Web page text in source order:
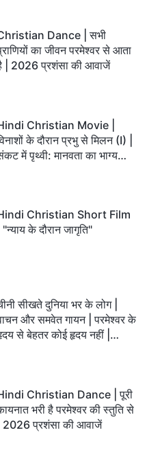
Dance | सभी
का जीवन परमेश्वर से आता
| 2026 प्रशंसा की आवाजें
Christian Movie |
के दौरान प्रभु से मिलन (I) |
में पृथ्वी: मानवता का भाग्य
Christian Short Film
| "न्याय के दौरान जागृति"
सीखते दुनिया भर के लोग |
और समवेत गायन | परमेश्वर के
से बेहतर कोई हृदय नहीं |
Christian Dance | पूरी
भरी है परमेश्वर की स्तुति से
| 2026 प्रशंसा की आवाजें